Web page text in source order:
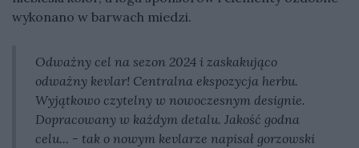
wykonano w barwach miedzi.
Odważny cel na sezon 2024 i zaskakująco
odważny kevlar! Centralna ekspozycja herbu.
Wyjątkowo czytelny w nowoczesnym designie.
Dopracowany w każdym detalu. Jakość godna
celu... - tak o nowym kevlarze napisał gorzowski